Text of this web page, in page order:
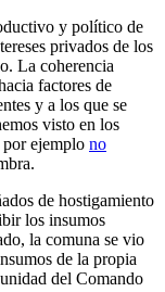
y político de
privados de los
La coherencia
factores de
y a los que se
visto en los
por ejemplo no
de hostigamiento
los insumos
la comuna se vio
de la propia
del Comando